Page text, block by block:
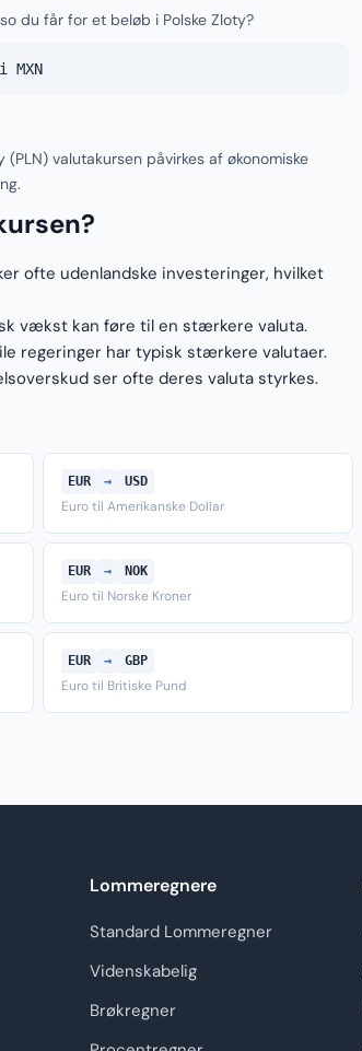
du får for et beløb i Polske Zloty?
(PLN) valutakursen påvirkes af økonomiske
ofte udenlandske investeringer, hvilket
vækst kan føre til en stærkere valuta.
regeringer har typisk stærkere valutaer.
ser ofte deres valuta styrkes.
EUR → USD
Euro til Amerikanske Dollar
EUR → NOK
Euro til Norske Kroner
EUR → GBP
Euro til Britiske Pund
Lommeregnere
Standard Lommeregner
Videnskabelig
Brøkregner